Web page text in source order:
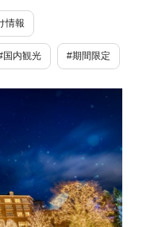
情報
国内観光 #期間限定